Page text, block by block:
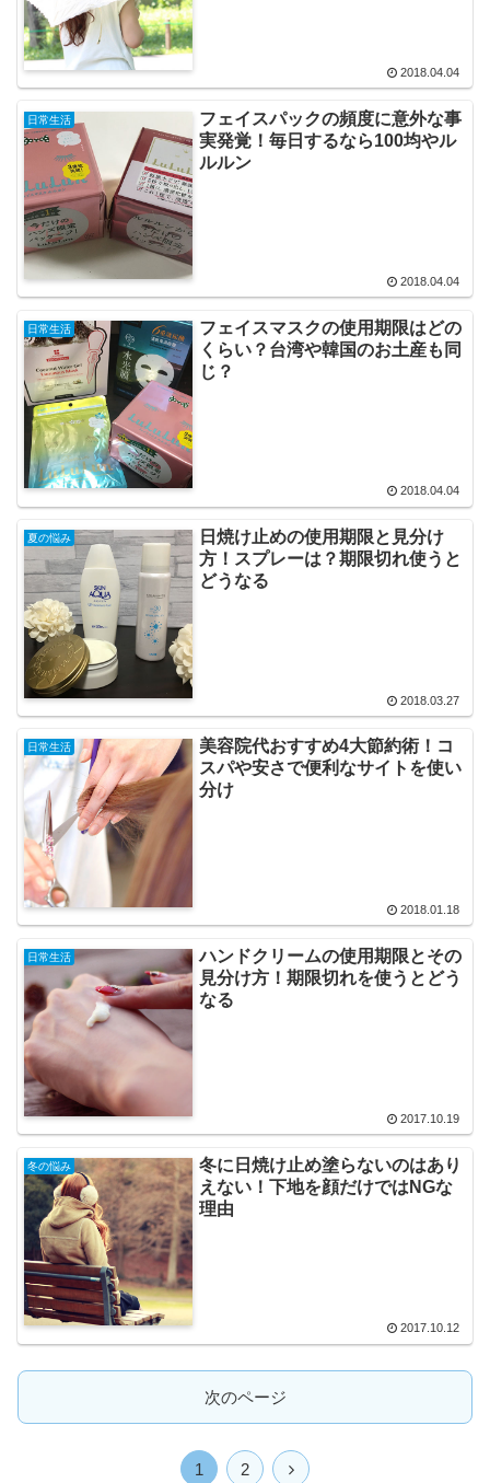
2018.04.04
日常生活
フェイスパックの頻度に意外な事
実発覚！毎日するなら100均やル
ルルン
2018.04.04
日常生活
フェイスマスクの使用期限はどの
くらい？台湾や韓国のお土産も同
じ？
2018.04.04
夏の悩み
日焼け止めの使用期限と見分け
方！スプレーは？期限切れ使うと
どうなる
2018.03.27
日常生活
美容院代おすすめ4大節約術！コ
スパや安さで便利なサイトを使い
分け
2018.01.18
日常生活
ハンドクリームの使用期限とその
見分け方！期限切れを使うとどう
なる
2017.10.19
冬の悩み
冬に日焼け止め塗らないのはあり
えない！下地を顔だけではNGな
理由
2017.10.12
次のページ
1 2 次